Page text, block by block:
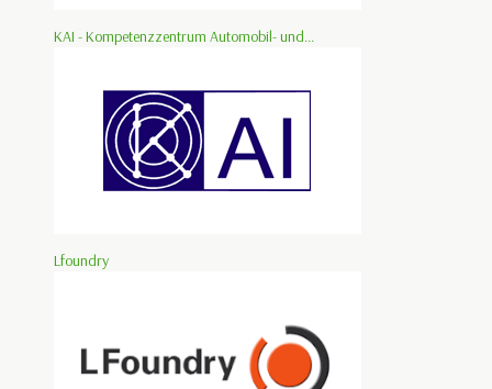
KAI - Kompetenzzentrum Automobil- und...
Lfoundry